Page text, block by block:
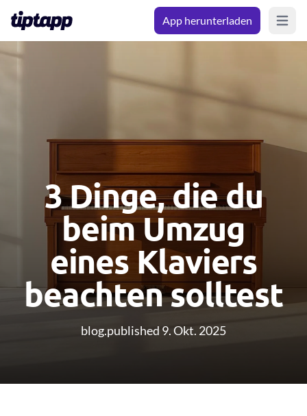
App herunterladen Open
3 Dinge, die du
beim Umzug
eines Klaviers
beachten solltest
blog.published 9. Okt. 2025